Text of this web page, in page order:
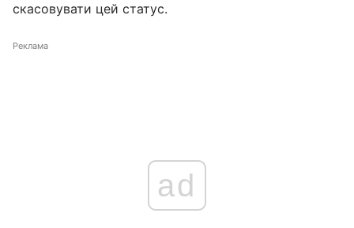
скасовувати цей статус.
Реклама
ad